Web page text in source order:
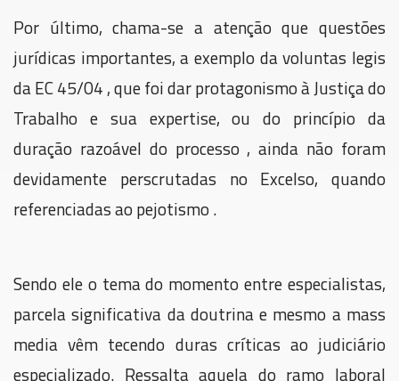
Por último, chama-se a atenção que questões
jurídicas importantes, a exemplo da voluntas legis
da EC 45/04 , que foi dar protagonismo à Justiça do
Trabalho e sua expertise, ou do princípio da
duração razoável do processo , ainda não foram
devidamente perscrutadas no Excelso, quando
referenciadas ao pejotismo .
Sendo ele o tema do momento entre especialistas,
parcela significativa da doutrina e mesmo a mass
media vêm tecendo duras críticas ao judiciário
especializado. Ressalta aquela do ramo laboral